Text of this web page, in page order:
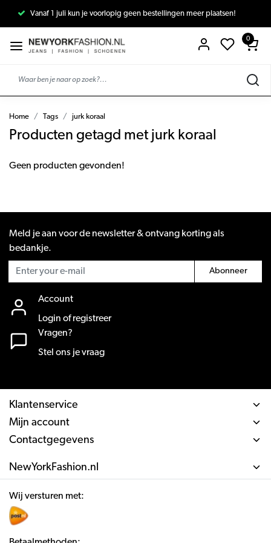
Vanaf 1 juli kun je voorlopig geen bestellingen meer plaatsen!
0
Home Tags jurk koraal
Producten getagd met jurk koraal
Geen producten gevonden!
Meld je aan voor de newsletter & ontvang korting als
bedankje.
Abonneer
Account
Login of registreer
Vragen?
Stel ons je vraag
Klantenservice
Mijn account
Contactgegevens
NewYorkFashion.nl
Wij versturen met: